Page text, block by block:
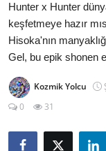
Kore Dünyası
Anime Karakterleri
Anime
Dizi & Film
Testler
Hunter x Hunter
keşfetmeye hazır
Hisoka'nın
Gel, bu epik shonen
Kozmik Yolcu
0
31